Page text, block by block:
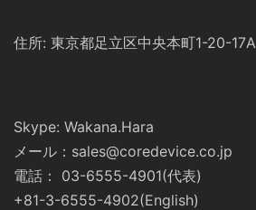
住所: 東京都足立区中央本町1-20-17A
Skype: Wakana.Hara
メール：sales@coredevice.co.jp
電話： 03-6555-4901(代表)
+81-3-6555-4902(English)